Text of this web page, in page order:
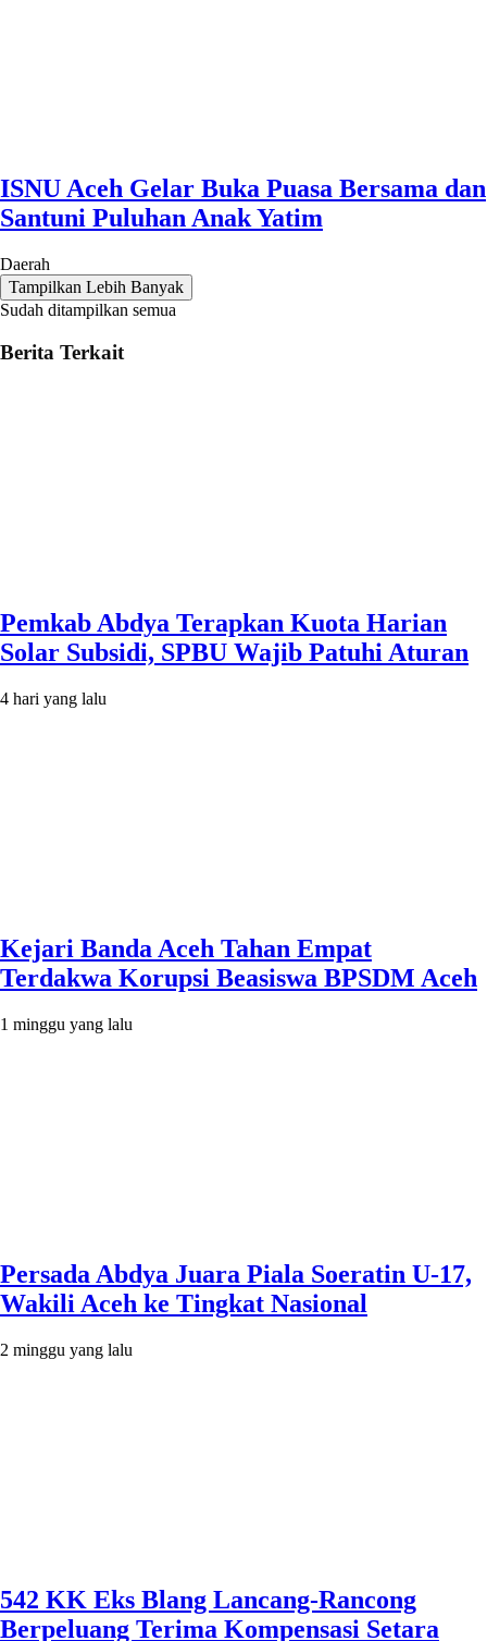
ISNU Aceh Gelar Buka Puasa Bersama dan
Santuni Puluhan Anak Yatim
Daerah
Tampilkan Lebih Banyak
Sudah ditampilkan semua
Berita Terkait
Pemkab Abdya Terapkan Kuota Harian
Solar Subsidi, SPBU Wajib Patuhi Aturan
4 hari yang lalu
Kejari Banda Aceh Tahan Empat
Terdakwa Korupsi Beasiswa BPSDM Aceh
1 minggu yang lalu
Persada Abdya Juara Piala Soeratin U-17,
Wakili Aceh ke Tingkat Nasional
2 minggu yang lalu
542 KK Eks Blang Lancang-Rancong
Berpeluang Terima Kompensasi Setara